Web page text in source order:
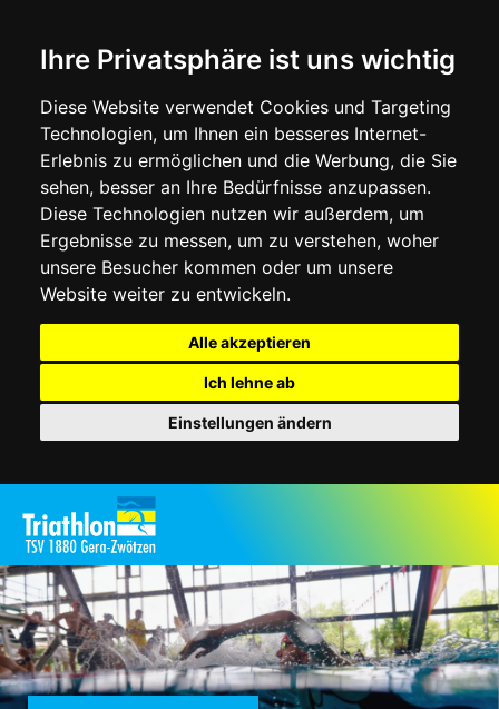
Ihre Privatsphäre ist uns wichtig
Diese Website verwendet Cookies und Targeting
Technologien, um Ihnen ein besseres Internet-
Erlebnis zu ermöglichen und die Werbung, die Sie
sehen, besser an Ihre Bedürfnisse anzupassen.
Diese Technologien nutzen wir außerdem, um
Ergebnisse zu messen, um zu verstehen, woher
unsere Besucher kommen oder um unsere
Website weiter zu entwickeln.
Alle akzeptieren
Ich lehne ab
Einstellungen ändern